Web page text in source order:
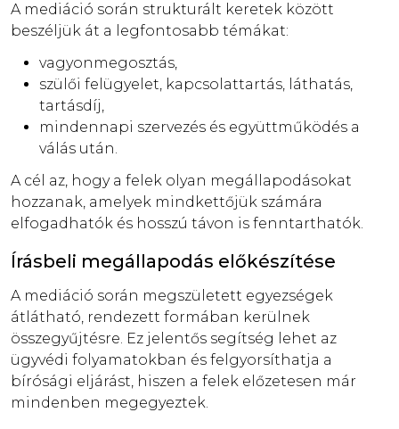
A mediáció során strukturált keretek között
beszéljük át a legfontosabb témákat:
vagyonmegosztás,
szülői felügyelet, kapcsolattartás, láthatás,
tartásdíj,
mindennapi szervezés és együttműködés a
válás után.
A cél az, hogy a felek olyan megállapodásokat
hozzanak, amelyek mindkettőjük számára
elfogadhatók és hosszú távon is fenntarthatók.
Írásbeli megállapodás előkészítése
A mediáció során megszületett egyezségek
átlátható, rendezett formában kerülnek
összegyűjtésre. Ez jelentős segítség lehet az
ügyvédi folyamatokban és felgyorsíthatja a
bírósági eljárást, hiszen a felek előzetesen már
mindenben megegyeztek.